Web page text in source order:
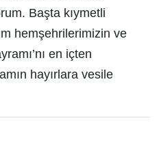
Başta kıymetli
hemşehrilerimizin ve
en içten
hayırlara vesile